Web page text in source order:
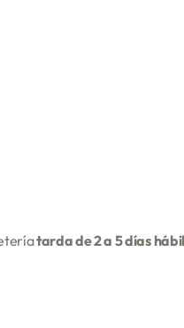
tarda de 2 a 5 días